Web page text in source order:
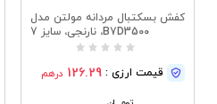
کفش بسکتبال مردانه مولتن مدل
B7D3500، نارنجی، سایز 7
قیمت ارزی : 126.29 درهم